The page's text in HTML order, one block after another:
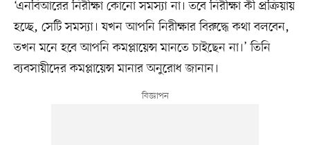
‘এনবিআরের নিরীক্ষা কোনো সমস্যা না। তবে নিরীক্ষা কী প্রক্রিয়ায়
হচ্ছে, সেটি সমস্যা। যখন আপনি নিরীক্ষার বিরুদ্ধে কথা বলবেন,
তখন মনে হবে আপনি কমপ্লায়েন্স মানতে চাইছেন না।’ তিনি
ব্যবসায়ীদের কমপ্লায়েন্স মানার অনুরোধ জানান।